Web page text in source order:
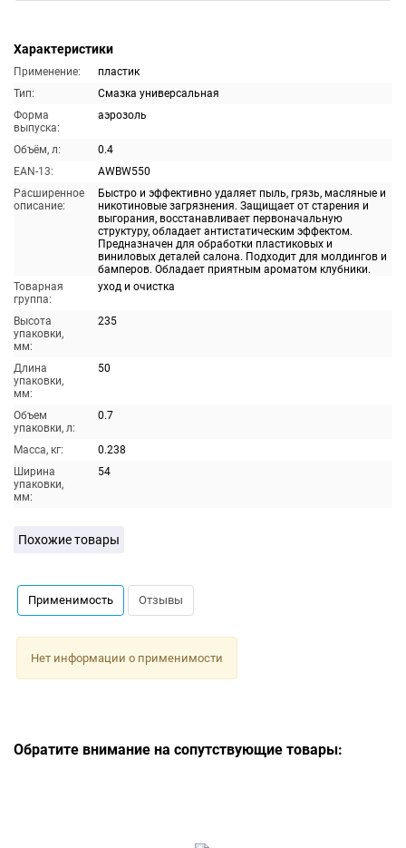
Характеристики
Применение:
пластик
Тип:
Смазка универсальная
Форма
выпуска:
аэрозоль
Объём, л:
0.4
EAN-13:
AWBW550
Расширенное
описание:
Быстро и эффективно удаляет пыль, грязь, масляные и
никотиновые загрязнения. Защищает от старения и
выгорания, восстанавливает первоначальную
структуру, обладает антистатическим эффектом.
Предназначен для обработки пластиковых и
виниловых деталей салона. Подходит для молдингов и
бамперов. Обладает приятным ароматом клубники.
Товарная
группа:
уход и очистка
Высота
упаковки,
мм:
235
Длина
упаковки,
мм:
50
Объем
упаковки, л:
0.7
Масса, кг:
0.238
Ширина
упаковки,
мм:
54
Похожие товары
Применимость Отзывы
Нет информации о применимости
Обратите внимание на сопутствующие товары: